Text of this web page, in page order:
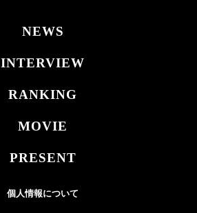
NEWS
INTERVIEW
RANKING
MOVIE
PRESENT
個人情報について